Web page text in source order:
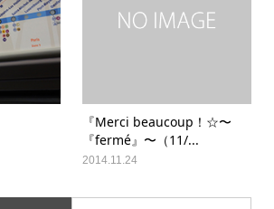
『Merci beaucoup！☆〜
『fermé』〜（11/...
2014.11.24